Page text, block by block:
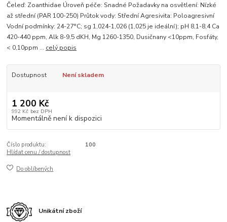
Čeleď: Zoanthidae Úroveň péče: Snadné Požadavky na osvětlení: Nízké
až střední (PAR 100-250) Průtok vody: Střední Agresivita: Poloagresivní
Vodní podmínky: 24-27°C; sg 1,024-1,026 (1,025 je ideální); pH 8,1-8,4 Ca
420-440 ppm, Alk 8-9,5 dKH, Mg 1260-1350, Dusičnany <10ppm, Fosfáty,
< 0,10ppm ... celý popis
Dostupnost Není skladem
1 200 Kč
992 Kč bez DPH
Momentálně není k dispozici
Číslo produktu:
100
Hlídat cenu / dostupnost
Do oblíbených
Unikátní zboží